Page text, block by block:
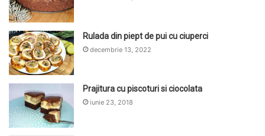
Rulada din piept de pui cu ciuperci
decembrie 13, 2022
Prajitura cu piscoturi si ciocolata
iunie 23, 2018